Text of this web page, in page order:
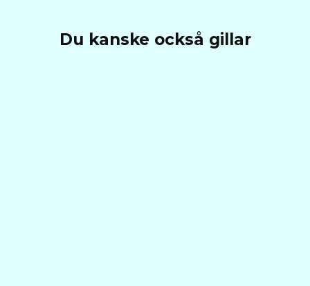
Du kanske också gillar